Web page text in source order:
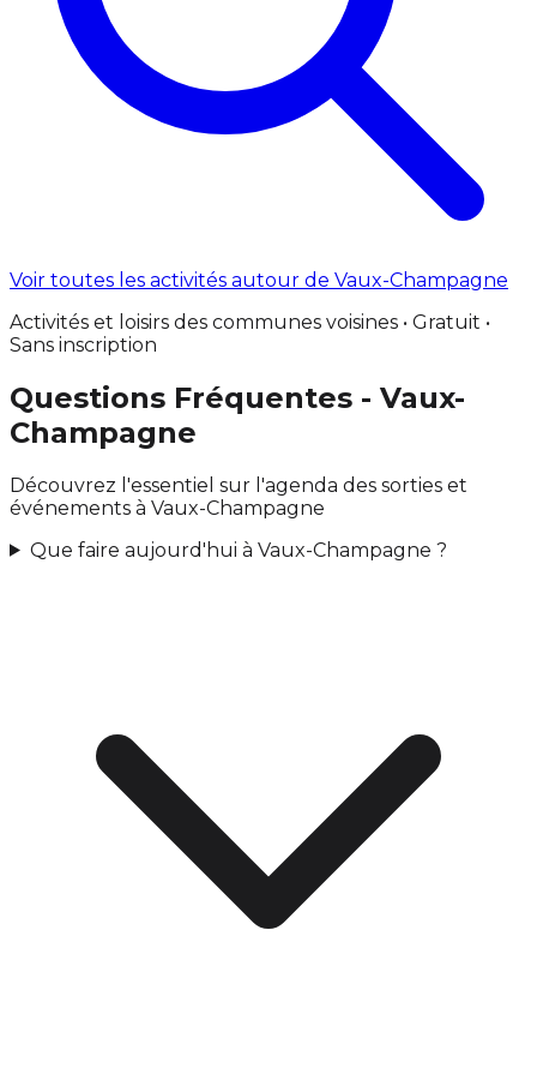
Voir toutes les activités autour de Vaux-Champagne
Activités et loisirs des communes voisines • Gratuit •
Sans inscription
Questions Fréquentes - Vaux-
Champagne
Découvrez l'essentiel sur l'agenda des sorties et
événements à Vaux-Champagne
Que faire aujourd'hui à Vaux-Champagne ?